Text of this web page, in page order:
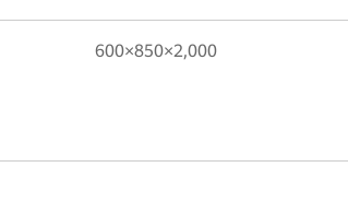
600×850×2,000